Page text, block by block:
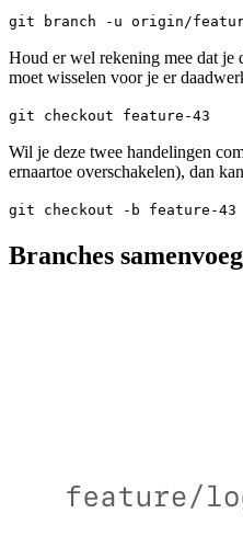
git branch -u origin/
Houd er wel rekening mee dat je
moet wisselen voor je er
git checkout feature-43
Wil je deze twee handelingen
ernaartoe overschakelen), dan
git checkout -b feature-43
Branches